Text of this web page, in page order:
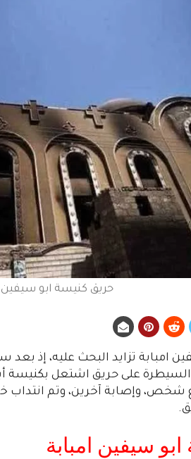
حريق كنيسة ابو سيفين
امبابة تزايد البحث عليه، إذ
السيطرة على حريق اشتعل بكنيسة
وإصابة آخرين، وتم انتداب خبراء
سيفين امبابة